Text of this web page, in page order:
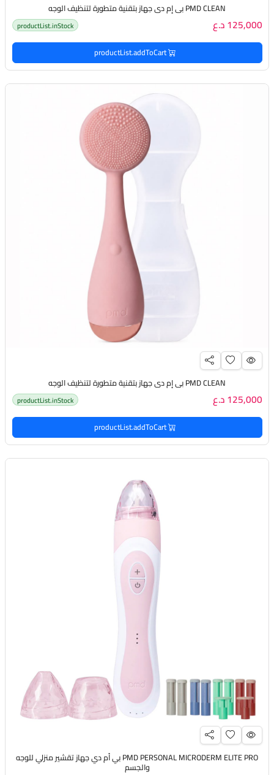
PMD CLEAN بي إم دي جهاز بتقنية متطورة لتنظيف الوجه
125,000 د.ع productList.inStock
productList.addToCart
PMD CLEAN بي إم دي جهاز بتقنية متطورة لتنظيف الوجه
125,000 د.ع productList.inStock
productList.addToCart
PMD PERSONAL MICRODERM ELITE PRO بي أم دي جهاز تقشير منزلي للوجه
والجسم